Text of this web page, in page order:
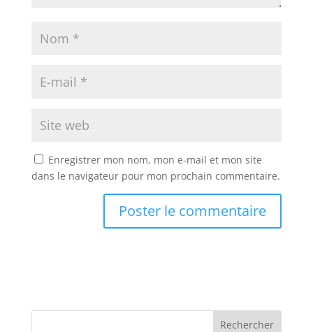
Enregistrer mon nom, mon e-mail et mon site
dans le navigateur pour mon prochain commentaire.
Rechercher